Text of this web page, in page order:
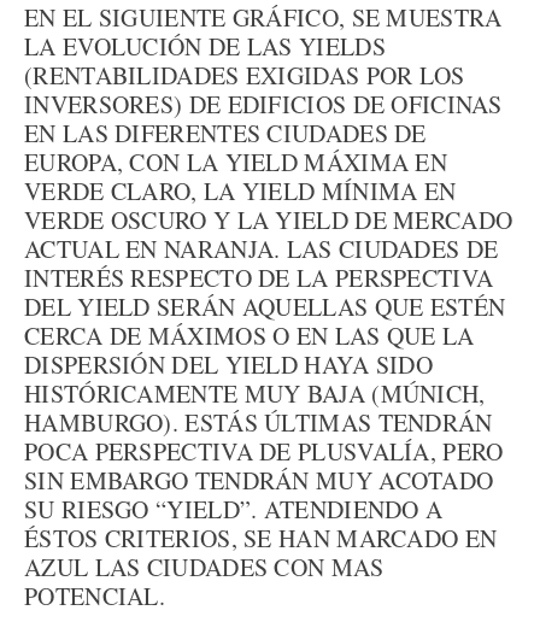
EN EL SIGUIENTE GRÁFICO, SE MUESTRA
LA EVOLUCIÓN DE LAS YIELDS
(RENTABILIDADES EXIGIDAS POR LOS
INVERSORES) DE EDIFICIOS DE OFICINAS
EN LAS DIFERENTES CIUDADES DE
EUROPA, CON LA YIELD MÁXIMA EN
VERDE CLARO, LA YIELD MÍNIMA EN
VERDE OSCURO Y LA YIELD DE MERCADO
ACTUAL EN NARANJA. LAS CIUDADES DE
INTERÉS RESPECTO DE LA PERSPECTIVA
DEL YIELD SERÁN AQUELLAS QUE ESTÉN
CERCA DE MÁXIMOS O EN LAS QUE LA
DISPERSIÓN DEL YIELD HAYA SIDO
HISTÓRICAMENTE MUY BAJA (MÚNICH,
HAMBURGO). ESTÁS ÚLTIMAS TENDRÁN
POCA PERSPECTIVA DE PLUSVALÍA, PERO
SIN EMBARGO TENDRÁN MUY ACOTADO
SU RIESGO “YIELD”. ATENDIENDO A
ÉSTOS CRITERIOS, SE HAN MARCADO EN
AZUL LAS CIUDADES CON MAS
POTENCIAL.